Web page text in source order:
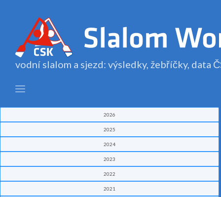
vodní slalom a sjezd: výsledky, žebříčky, data
2026
2025
2024
2023
2022
2021